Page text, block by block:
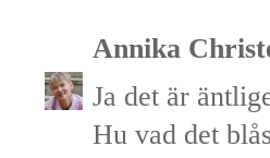
Annika
Ja det är
Hu vad det